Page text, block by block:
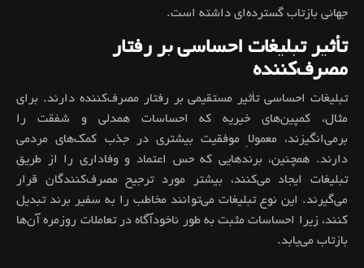
جهانی بازتاب گسترده‌ای داشته است.
تأثیر تبلیغات احساسی بر رفتار
مصرف‌کننده
تبلیغات احساسی تأثیر مستقیمی بر رفتار مصرف‌کننده دارند. برای
مثال، کمپین‌های خیریه که احساسات همدلی و شفقت را
برمی‌انگیزند، معمولاً موفقیت بیشتری در جذب کمک‌های مردمی
دارند. همچنین، برندهایی که حس اعتماد و وفاداری را از طریق
تبلیغات ایجاد می‌کنند، بیشتر مورد ترجیح مصرف‌کنندگان قرار
می‌گیرند. این نوع تبلیغات می‌توانند مخاطب را به سفیر برند تبدیل
کنند، زیرا احساسات مثبت به طور ناخودآگاه در تعاملات روزمره آن‌ها
بازتاب می‌یابد.